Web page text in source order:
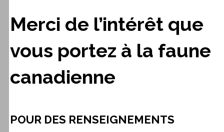
Merci de l’intérêt que
vous portez à la faune
canadienne
POUR DES RENSEIGNEMENTS